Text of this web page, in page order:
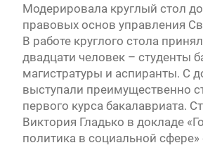
Модерировала круглый стол
правовых основ управления
В работе круглого стола
двадцати человек – студенты
магистратуры и аспиранты. С
выступали преимущественно
первого курса бакалавриата.
Виктория Гладько в докладе
политика в социальной сфере»